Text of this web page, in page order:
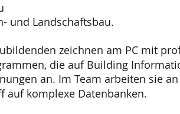
und Landschaftsbau.
zeichnen am PC mit
die auf Building
an. Im Team arbeiten sie an
auf komplexe Datenbanken.